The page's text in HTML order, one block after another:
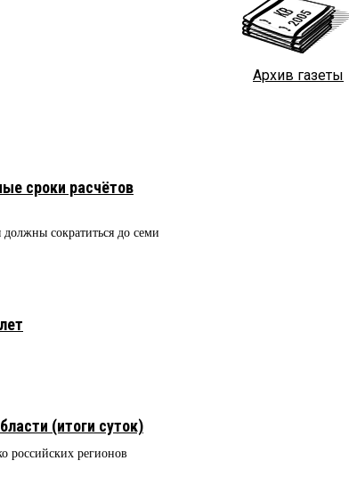
сроки расчётов
сократиться до семи
(итоги суток)
регионов
Архив газеты